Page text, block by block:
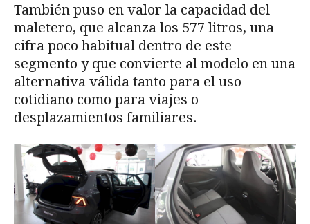
También puso en valor la capacidad del
maletero, que alcanza los 577 litros, una
cifra poco habitual dentro de este
segmento y que convierte al modelo en una
alternativa válida tanto para el uso
cotidiano como para viajes o
desplazamientos familiares.